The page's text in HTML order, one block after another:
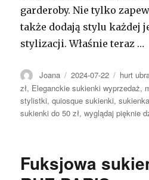
garderoby. Nie tylko
także dodają stylu każdej
stylizacji. Właśnie teraz …
Autor
Joana Opublikowano
2024-07-22 hurt
zł, Eleganckie sukienki wyprzedaż,
stylistki,quiosque sukienki,
sukienki do 50 zł,wyglądaj pięknie
Fuksjowa